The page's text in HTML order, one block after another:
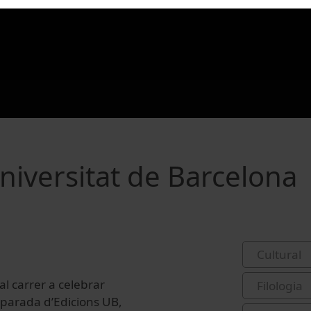
de Barcelona
carrer a celebrar
d’Edicions UB,
Cultural
Filologia